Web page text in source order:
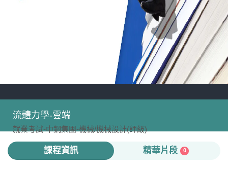
流體力學-雲端
就業考試-中鋼集團-機械/機械設計(師級)
課程資訊 精華片段 0